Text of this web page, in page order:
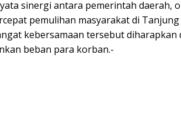
sinergi antara pemerintah daerah,
pemulihan masyarakat di Tanjung
kebersamaan tersebut diharapkan
beban para korban.-